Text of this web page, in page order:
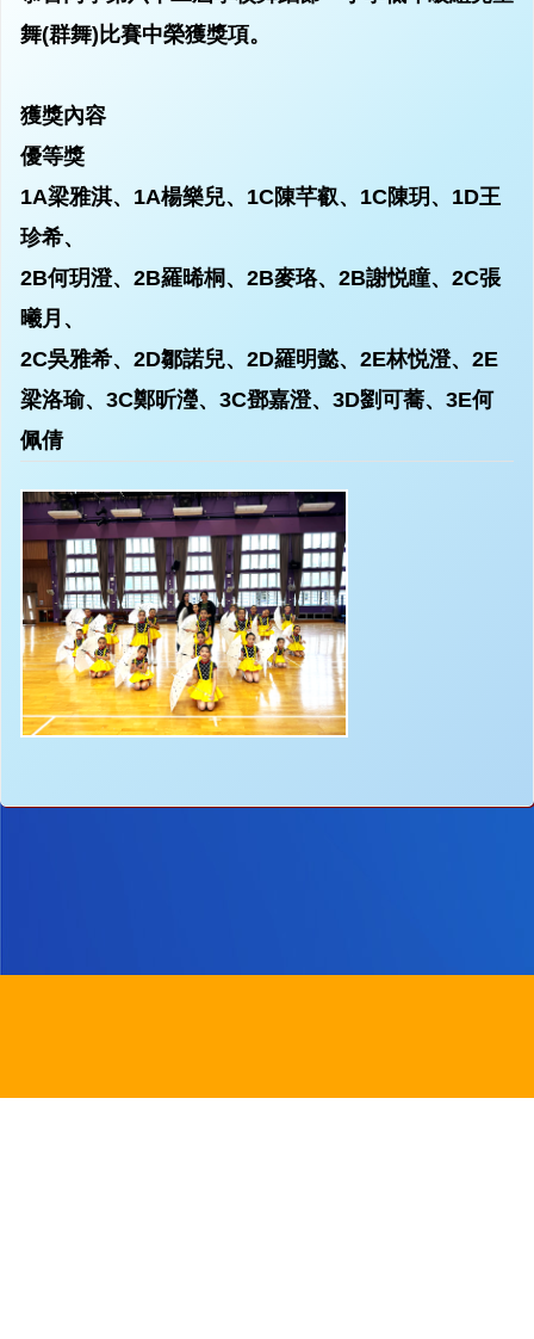
舞(群舞)比賽中榮獲獎項。
獲獎內容
優等獎
1A梁雅淇、1A楊樂兒、1C陳芊叡、1C陳玥、1D王
珍希、
2B何玥澄、2B羅晞桐、2B麥珞、2B謝悦瞳、2C張
曦月、
2C吳雅希、2D鄒諾兒、2D羅明懿、2E林悦澄、2E
梁洛瑜、3C鄭昕瀅、3C鄧嘉澄、3D劉可蕎、3E何
佩倩
電話：2647 6242 傳真：